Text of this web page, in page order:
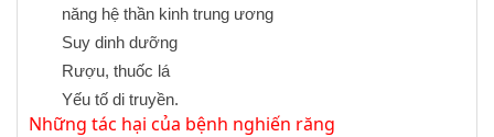
năng hệ thần kinh trung ương
Suy dinh dưỡng
Rượu, thuốc lá
Yếu tố di truyền.
Những tác hại của bệnh nghiến răng